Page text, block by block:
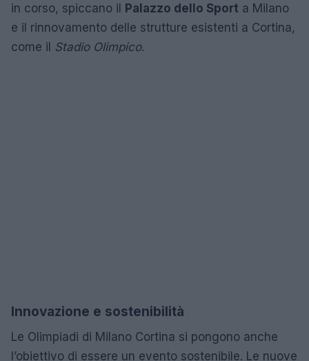
in corso, spiccano il Palazzo dello Sport a Milano
e il rinnovamento delle strutture esistenti a Cortina,
come il Stadio Olimpico.
Innovazione e sostenibilità
Le Olimpiadi di Milano Cortina si pongono anche
l’obiettivo di essere un evento sostenibile. Le nuove